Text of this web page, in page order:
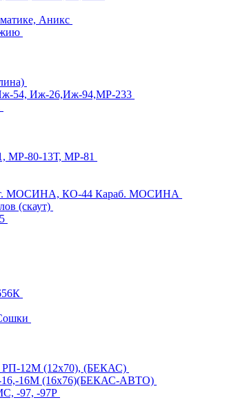
Аникс
54, Иж-26,Иж-94,МР-233
МР-80-13Т, МР-81
МОСИНА, КО-44 Караб. МОСИНА
(скаут)
12М (12х70), (БЕКАС)
16,-16М (16х76)(БЕКАС-АВТО)
-97, -97Р